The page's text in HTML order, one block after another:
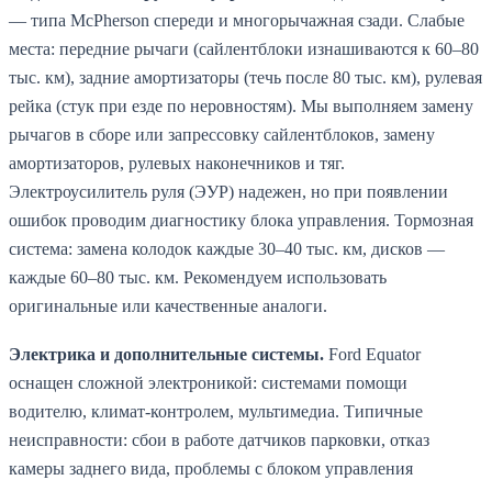
— типа McPherson спереди и многорычажная сзади. Слабые
места: передние рычаги (сайлентблоки изнашиваются к 60–80
тыс. км), задние амортизаторы (течь после 80 тыс. км), рулевая
рейка (стук при езде по неровностям). Мы выполняем замену
рычагов в сборе или запрессовку сайлентблоков, замену
амортизаторов, рулевых наконечников и тяг.
Электроусилитель руля (ЭУР) надежен, но при появлении
ошибок проводим диагностику блока управления. Тормозная
система: замена колодок каждые 30–40 тыс. км, дисков —
каждые 60–80 тыс. км. Рекомендуем использовать
оригинальные или качественные аналоги.
Электрика и дополнительные системы. Ford Equator
оснащен сложной электроникой: системами помощи
водителю, климат-контролем, мультимедиа. Типичные
неисправности: сбои в работе датчиков парковки, отказ
камеры заднего вида, проблемы с блоком управления